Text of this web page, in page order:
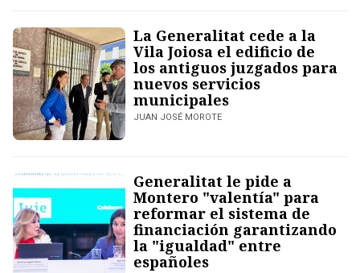
La Generalitat cede a la
Vila Joiosa el edificio de
los antiguos juzgados para
nuevos servicios
municipales
JUAN JOSÉ MOROTE
Generalitat le pide a
Montero "valentía" para
reformar el sistema de
financiación garantizando
la "igualdad" entre
españoles